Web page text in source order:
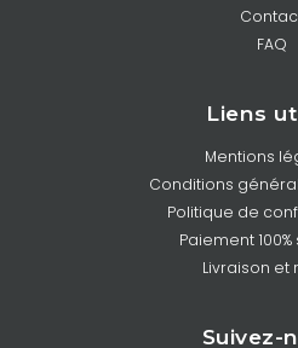
FAQ
Liens
Mentions
Conditions
Politique de
Paiement
Livraison et
Suivez-